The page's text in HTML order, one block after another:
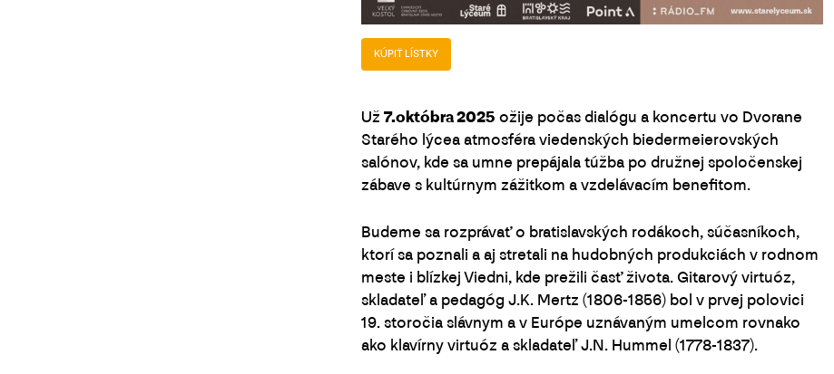
KÚPIŤ LÍSTKY
Už 7.októbra 2025 ožije počas dialógu a koncertu vo Dvorane
Starého lýcea atmosféra viedenských biedermeierovských
salónov, kde sa umne prepájala túžba po družnej spoločenskej
zábave s kultúrnym zážitkom a vzdelávacím benefitom.
Budeme sa rozprávať o bratislavských rodákoch, súčasníkoch,
ktorí sa poznali a aj stretali na hudobných produkciách v rodnom
meste i blízkej Viedni, kde prežili časť života. Gitarový virtuóz,
skladateľ a pedagóg J.K. Mertz (1806-1856) bol v prvej polovici
19. storočia slávnym a v Európe uznávaným umelcom rovnako
ako klavírny virtuóz a skladateľ J.N. Hummel (1778-1837).